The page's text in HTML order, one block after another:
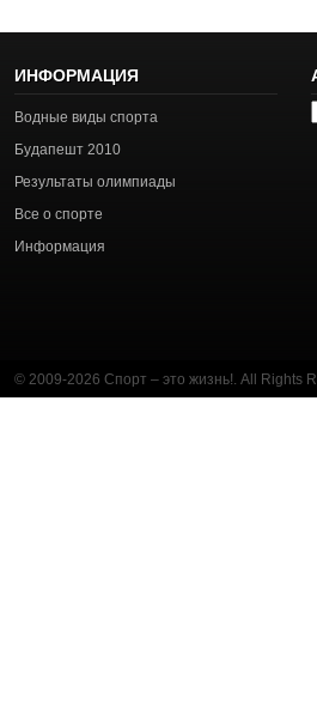
ИНФОРМАЦИЯ
Водные виды спорта
Будапешт 2010
Результаты олимпиады
Все о спорте
Информация
© 2009-2026 Спорт – это жизнь!. All Rights